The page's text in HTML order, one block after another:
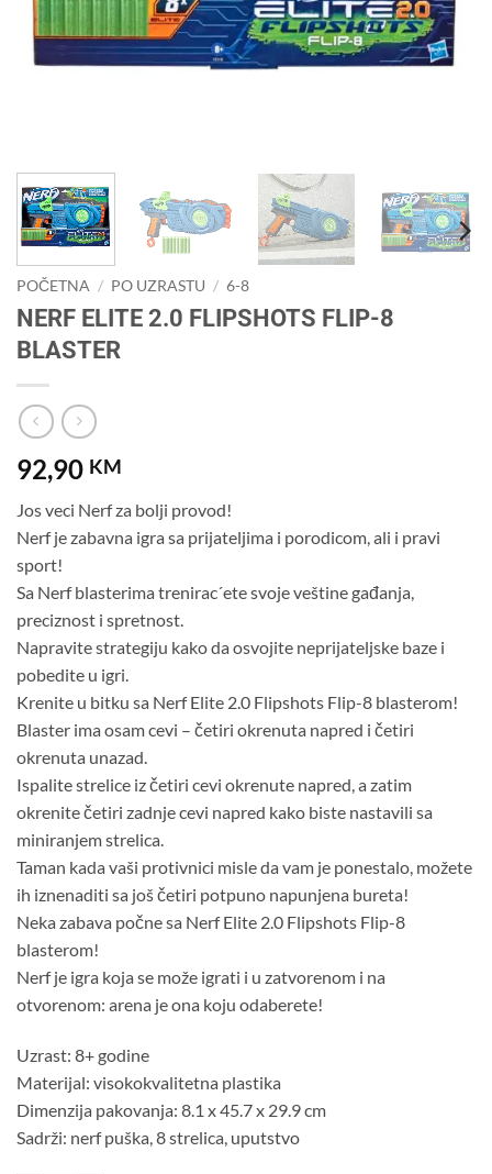
POČETNA / PO UZRASTU / 6-8
NERF ELITE 2.0 FLIPSHOTS FLIP-8
BLASTER
92,90 KM
Jos veci Nerf za bolji provod!
Nerf je zabavna igra sa prijateljima i porodicom, ali i pravi
sport!
Sa Nerf blasterima trenirac´ete svoje veštine gađanja,
preciznost i spretnost.
Napravite strategiju kako da osvojite neprijateljske baze i
pobedite u igri.
Krenite u bitku sa Nerf Elite 2.0 Flipshots Flip-8 blasterom!
Blaster ima osam cevi – četiri okrenuta napred i četiri
okrenuta unazad.
Ispalite strelice iz četiri cevi okrenute napred, a zatim
okrenite četiri zadnje cevi napred kako biste nastavili sa
miniranjem strelica.
Taman kada vaši protivnici misle da vam je ponestalo, možete
ih iznenaditi sa još četiri potpuno napunjena bureta!
Neka zabava počne sa Nerf Elite 2.0 Flipshots Flip-8
blasterom!
Nerf je igra koja se može igrati i u zatvorenom i na
otvorenom: arena je ona koju odaberete!
Uzrast: 8+ godine
Materijal: visokokvalitetna plastika
Dimenzija pakovanja: 8.1 x 45.7 x 29.9 cm
Sadrži: nerf puška, 8 strelica, uputstvo